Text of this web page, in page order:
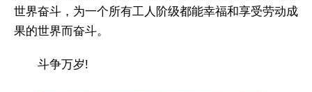
世界奋斗，为一个所有工人阶级都能幸福和享受劳动成
果的世界而奋斗。
斗争万岁!